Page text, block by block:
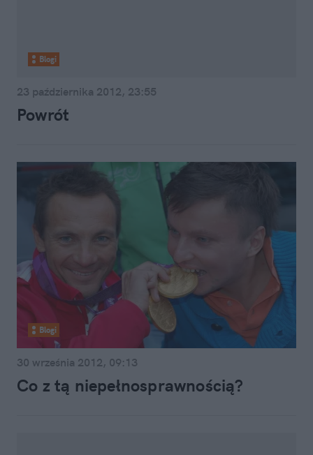
Blogi
23 października 2012, 23:55
Powrót
Blogi
30 września 2012, 09:13
Co z tą niepełnosprawnością?